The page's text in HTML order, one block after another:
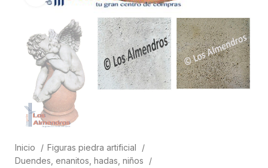
Inicio
Figuras piedra artificial
Duendes, enanitos, hadas, niños